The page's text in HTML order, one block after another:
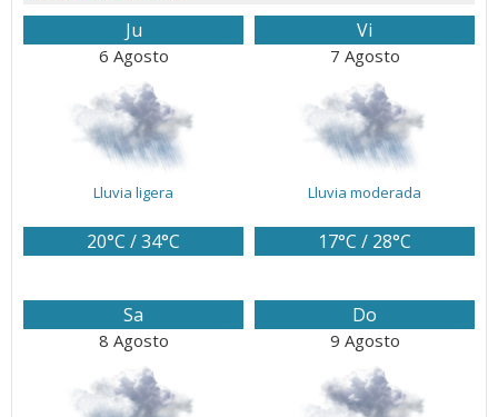
Ju
6 Agosto
Lluvia ligera
20°C / 34°C
Vi
7 Agosto
Lluvia moderada
17°C / 28°C
Sa
8 Agosto
Do
9 Agosto